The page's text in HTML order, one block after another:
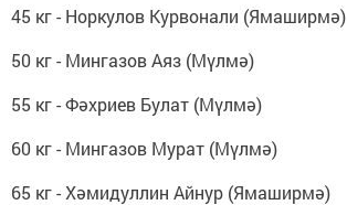
45 кг - Норкулов Курвонали (Ямаширмә)
50 кг - Мингазов Аяз (Мүлмә)
55 кг - Фәхриев Булат (Мүлмә)
60 кг - Мингазов Мурат (Мүлмә)
65 кг - Хәмидуллин Айнур (Ямаширмә)